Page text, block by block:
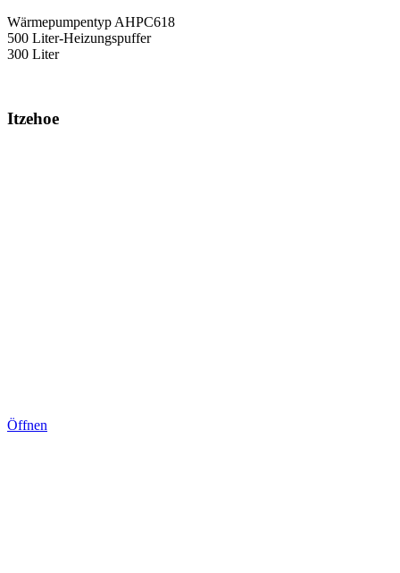
Wärmepumpentyp AHPC618
500 Liter-Heizungspuffer
300 Liter
Itzehoe
Öffnen